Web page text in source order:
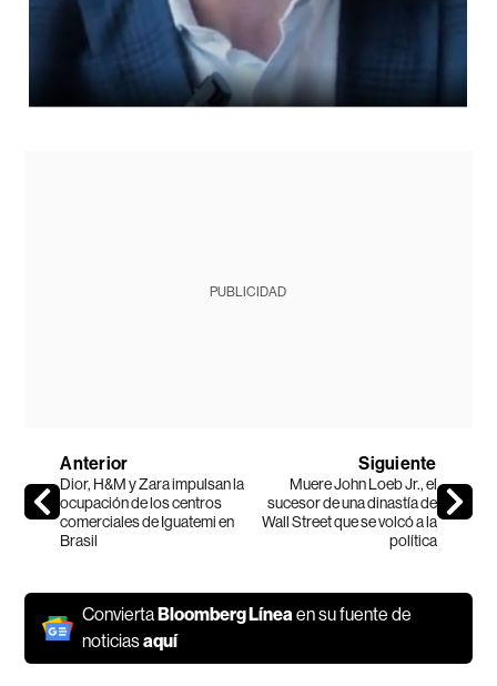
PUBLICIDAD
Anterior
Dior, H&M y Zara impulsan la
ocupación de los centros
comerciales de Iguatemi en
Brasil
Siguiente
Muere John Loeb Jr., el
sucesor de una dinastía de
Wall Street que se volcó a la
política
ConviertaBloomberg Líneaen su fuente de
noticiasaquí